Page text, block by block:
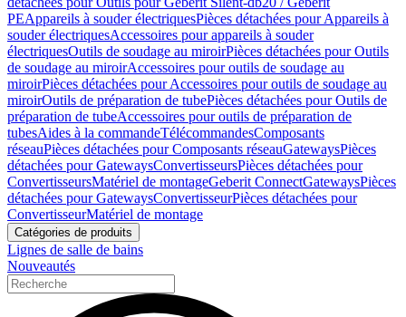
PEAppareils à souder électriquesPièces détachées pour Appareils à
souder électriquesAccessoires pour appareils à souder
électriquesOutils de soudage au miroirPièces détachées pour Outils
de soudage au miroirAccessoires pour outils de soudage au
miroirPièces détachées pour Accessoires pour outils de soudage au
miroirOutils de préparation de tubePièces détachées pour Outils de
préparation de tubeAccessoires pour outils de préparation de
tubesAides à la commandeTélécommandesComposants
réseauPièces détachées pour Composants réseauGatewaysPièces
détachées pour GatewaysConvertisseursPièces détachées pour
ConvertisseursMatériel de montageGeberit ConnectGatewaysPièces
détachées pour GatewaysConvertisseurPièces détachées pour
ConvertisseurMatériel de montage
Catégories de produits
Lignes de salle de bains
Nouveautés